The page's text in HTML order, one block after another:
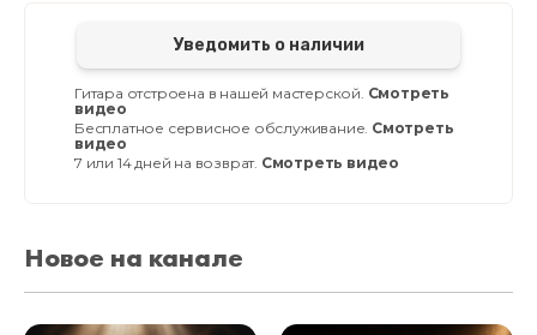
Уведомить о наличии
Гитара отстроена в нашей мастерской. Смотреть
видео
Бесплатное сервисное обслуживание. Смотреть
видео
7 или 14 дней на возврат. Смотреть видео
Новое на канале